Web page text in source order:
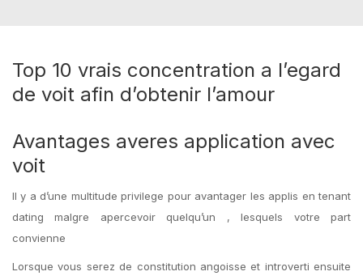
Top 10 vrais concentration a l’egard
de voit afin d’obtenir l’amour
Avantages averes application avec
voit
Il y a d’une multitude privilege pour avantager les applis en tenant
dating malgre apercevoir quelqu’un , lesquels votre part
convienne
Lorsque vous serez de constitution angoisse et introverti ensuite